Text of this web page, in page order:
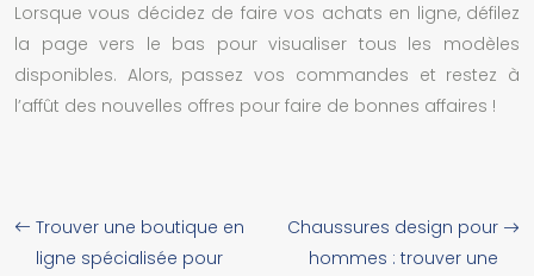
Lorsque vous décidez de faire vos achats en ligne, défilez
la page vers le bas pour visualiser tous les modèles
disponibles. Alors, passez vos commandes et restez à
l’affût des nouvelles offres pour faire de bonnes affaires !
Trouver une boutique en
ligne spécialisée pour
Chaussures design pour
hommes : trouver une